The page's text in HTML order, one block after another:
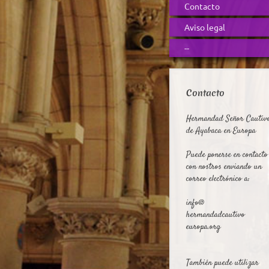
Contacto
Aviso legal
--
Contacto
Hermandad Señor
de Ayabaca en Europa
Puede ponerse en contacto
con nostros enviando un
correo electrónico a:
info@
hermandadcautivo
europa.org
También puede utilizar